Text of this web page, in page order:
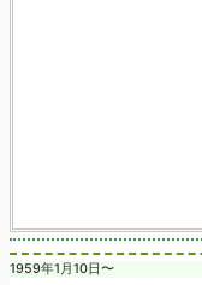
1959年1月10日〜